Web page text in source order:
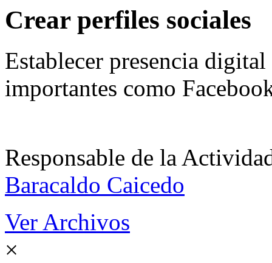
Crear perfiles sociales
Establecer presencia digital
importantes como
Responsable de la
Baracaldo Caicedo
Ver Archivos
×